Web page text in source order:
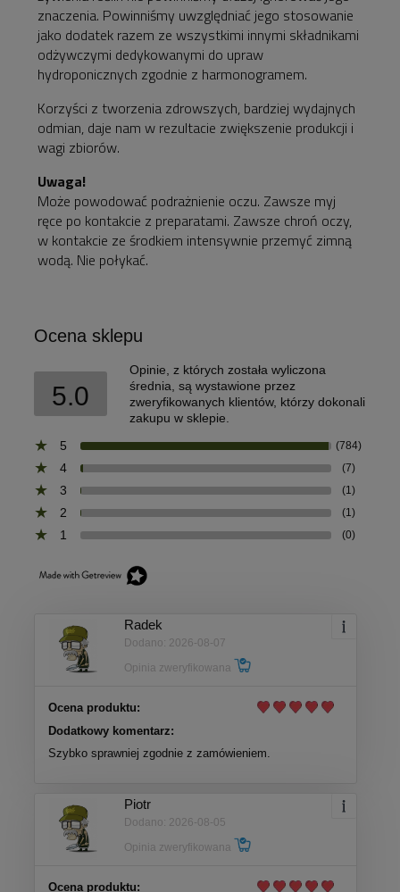
znaczenia. Powinniśmy uwzględniać jego stosowanie
jako dodatek razem ze wszystkimi innymi składnikami
odżywczymi dedykowanymi do upraw
hydroponicznych zgodnie z harmonogramem.
Korzyści z tworzenia zdrowszych, bardziej wydajnych
odmian, daje nam w rezultacie zwiększenie produkcji i
wagi zbiorów.
Uwaga!
Może powodować podrażnienie oczu. Zawsze myj
ręce po kontakcie z preparatami. Zawsze chroń oczy,
w kontakcie ze środkiem intensywnie przemyć zimną
wodą. Nie połykać.
Ocena sklepu
5.0
Opinie, z których została wyliczona
średnia, są wystawione przez
zweryfikowanych klientów, którzy dokonali
zakupu w sklepie.
5
(784)
4 (7)
3 (1)
2 (1)
1 (0)
Radek
Dodano: 2026-08-07
Opinia zweryfikowana
Ocena produktu:
Dodatkowy komentarz:
Szybko sprawniej zgodnie z zamówieniem.
Piotr
Dodano: 2026-08-05
Opinia zweryfikowana
Ocena produktu: